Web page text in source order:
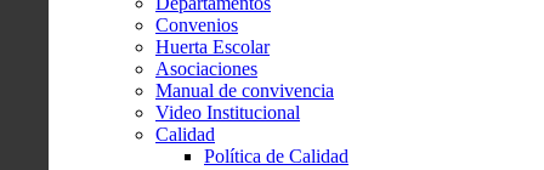
Convenios
Huerta Escolar
Asociaciones
Manual de convivencia
Video Institucional
Calidad
Política de Calidad